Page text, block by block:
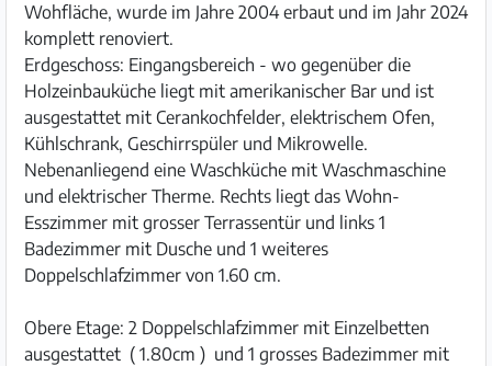
Wohfläche, wurde im Jahre 2004 erbaut und im Jahr 2024
komplett renoviert.
Erdgeschoss: Eingangsbereich - wo gegenüber die
Holzeinbauküche liegt mit amerikanischer Bar und ist
ausgestattet mit Cerankochfelder, elektrischem Ofen,
Kühlschrank, Geschirrspüler und Mikrowelle.
Nebenanliegend eine Waschküche mit Waschmaschine
und elektrischer Therme. Rechts liegt das Wohn-
Esszimmer mit grosser Terrassentür und links 1
Badezimmer mit Dusche und 1 weiteres
Doppelschlafzimmer von 1.60 cm.
Obere Etage: 2 Doppelschlafzimmer mit Einzelbetten
ausgestattet ( 1.80cm ) und 1 grosses Badezimmer mit